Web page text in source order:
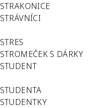
STRAKONICE
STRÁVNÍCI
STRES
STROMEČEK S DÁRKY
STUDENT
STUDENTA
STUDENTKY